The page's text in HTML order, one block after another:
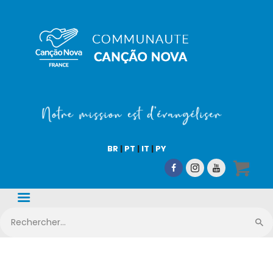
BR | PT | IT | PY
COMMUNAUTÉ CN
Notre mission est d'évangéliser !
Qui sommes-nous
CN Média
Nos activités